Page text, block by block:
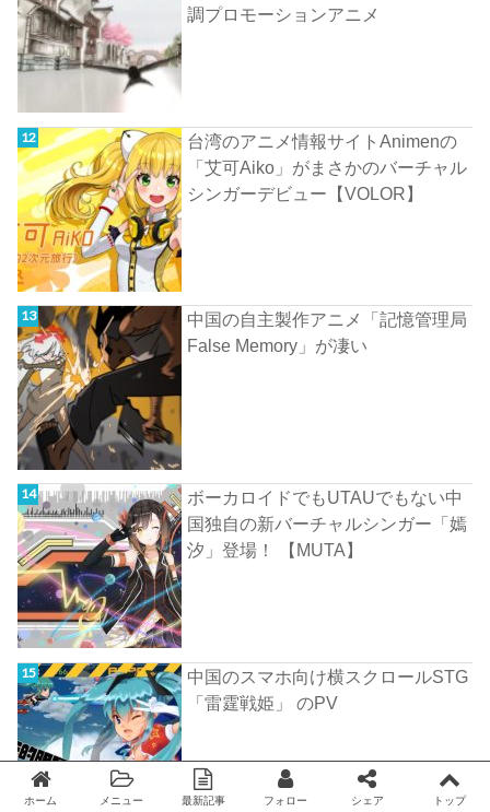
調プロモーションアニメ
台湾のアニメ情報サイトAnimenの
「艾可Aiko」がまさかのバーチャル
シンガーデビュー【VOLOR】
中国の自主製作アニメ「記憶管理局
False Memory」が凄い
ボーカロイドでもUTAUでもない中
国独自の新バーチャルシンガー「嫣
汐」登場！ 【MUTA】
中国のスマホ向け横スクロールSTG
「雷霆戦姫」 のPV
ホーム メニュー 最新記事 フォロー シェア トップ
Twitter facebook